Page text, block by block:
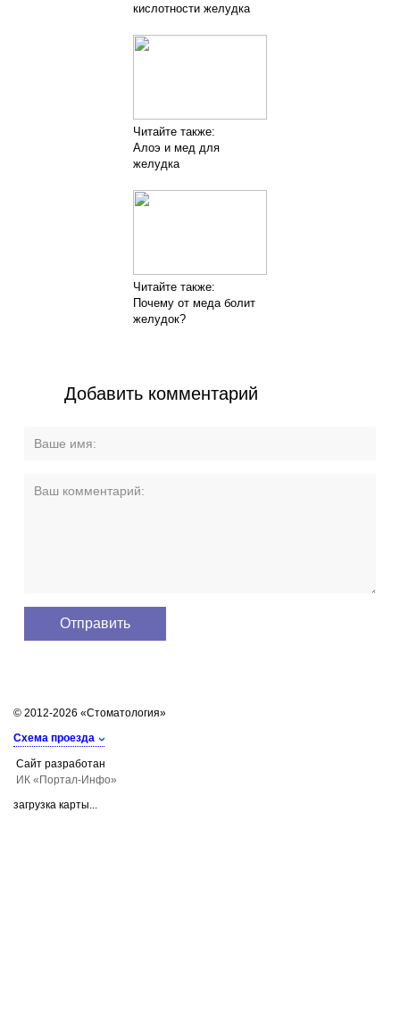
кислотности желудка
Читайте также:
Алоэ и мед для
желудка
Читайте также:
Почему от меда болит
желудок?
Добавить комментарий
© 2012-2026 «Стоматология»
Схема проезда
Сайт разработан
ИК «Портал-Инфо»
загрузка карты...